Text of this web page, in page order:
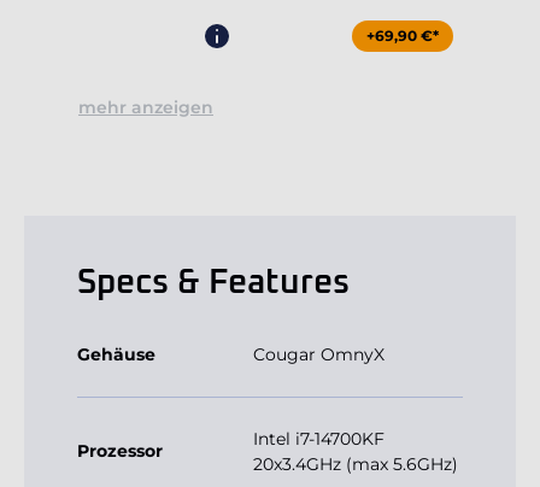
+69,90 €*
mehr anzeigen
Specs & Features
Gehäuse Cougar OmnyX
Prozessor
Intel i7-14700KF
20x3.4GHz (max 5.6GHz)